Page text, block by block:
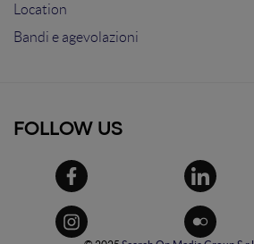
Location
Bandi e agevolazioni
FOLLOW US